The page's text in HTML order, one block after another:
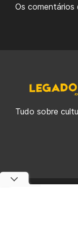
Os comentários
Tudo sobre